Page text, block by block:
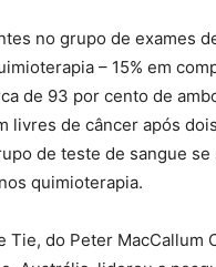
no grupo de exames
– 15% em
de 93 por cento de
livres de câncer após
de teste de sangue
quimioterapia.
Tie, do Peter MacCallum